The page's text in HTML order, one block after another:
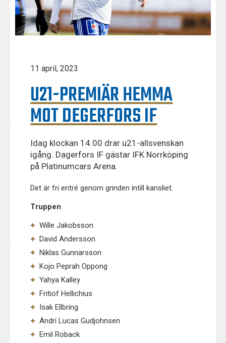
11 april, 2023
U21-PREMIÄR HEMMA
MOT DEGERFORS IF
Idag klockan 14.00 drar u21-allsvenskan
igång. Dagerfors IF gästar IFK Norrköping
på Platinumcars Arena.
Det är fri entré genom grinden intill kansliet.
Truppen
Wille Jakobsson
David Andersson
Niklas Gunnarsson
Kojo Peprah Oppong
Yahya Kalley
Fritiof Hellichius
Isak Ellbring
Andri Lucas Gudjohnsen
Emil Roback